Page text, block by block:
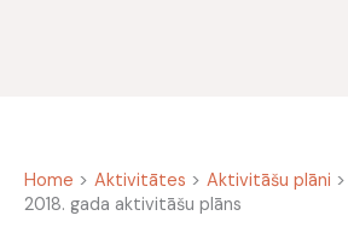
Home Aktivitātes
Aktivitāšu plāni
2018. gada aktivitāšu plāns